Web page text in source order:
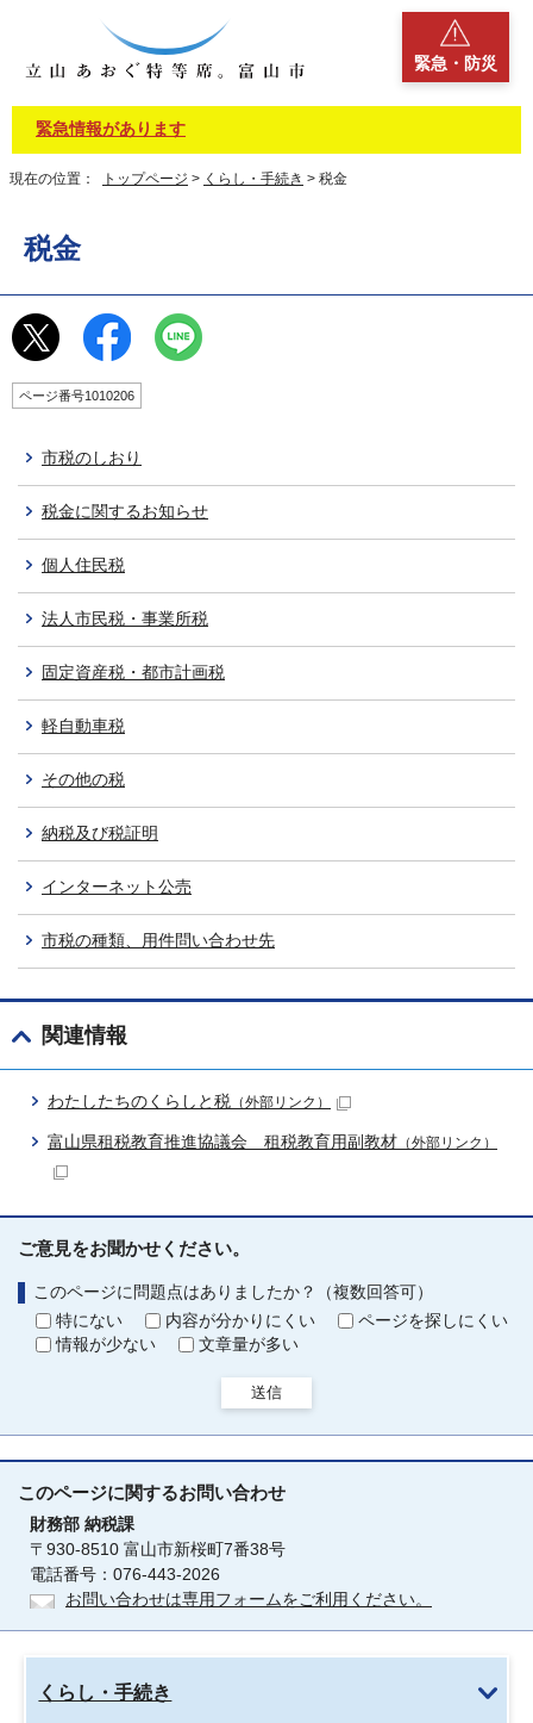
緊急・防災
緊急情報があります
現在の位置： トップページ > くらし・手続き > 税金
税金
ページ番号1010206
市税のしおり
税金に関するお知らせ
個人住民税
法人市民税・事業所税
固定資産税・都市計画税
軽自動車税
その他の税
納税及び税証明
インターネット公売
市税の種類、用件問い合わせ先
関連情報
わたしたちのくらしと税 （外部リンク）
富山県租税教育推進協議会 租税教育用副教材 （外部リンク）
ご意見をお聞かせください。
このページに問題点はありましたか？（複数回答可）
特にない
内容が分かりにくい
ページを探しにくい
情報が少ない
文章量が多い
送信
このページに関するお問い合わせ
財務部 納税課
〒930-8510 富山市新桜町7番38号
電話番号：076-443-2026
お問い合わせは専用フォームをご利用ください。
くらし・手続き